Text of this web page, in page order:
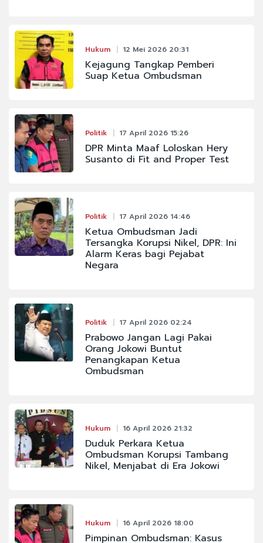
Hukum 12 Mei 2026 20:31
Kejagung Tangkap Pemberi
Suap Ketua Ombudsman
Politik 17 April 2026 15:26
DPR Minta Maaf Loloskan Hery
Susanto di Fit and Proper Test
Politik 17 April 2026 14:46
Ketua Ombudsman Jadi
Tersangka Korupsi Nikel, DPR: Ini
Alarm Keras bagi Pejabat
Negara
Politik 17 April 2026 02:24
Prabowo Jangan Lagi Pakai
Orang Jokowi Buntut
Penangkapan Ketua
Ombudsman
Hukum 16 April 2026 21:32
Duduk Perkara Ketua
Ombudsman Korupsi Tambang
Nikel, Menjabat di Era Jokowi
Hukum 16 April 2026 18:00
Pimpinan Ombudsman: Kasus